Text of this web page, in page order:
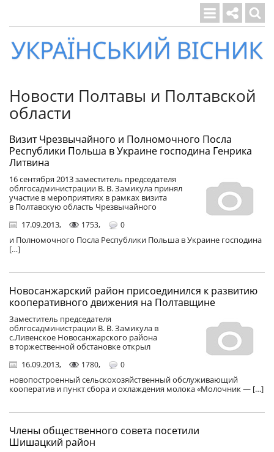
Український
вісник
Новости Полтавы и Полтавской
области
Визит Чрезвычайного и Полномочного Посла
Республики Польша в Украине господина Генрика
Литвина
17.09.2013, 1753, 0
16 сентября 2013 заместитель председателя
облгосадминистрации В. В. Замикула принял
участие в мероприятиях в рамках визита
в Полтавскую область Чрезвычайного
и Полномочного Посла Республики Польша в Украине господина
[…]
Новосанжарский район присоединился к развитию
кооперативного движения на Полтавщине
16.09.2013, 1780, 0
Заместитель председателя
облгосадминистрации В. В. Замикула в
с.Ливенское Новосанжарского района
в торжественной обстановке открыл
новопостроенный сельскохозяйственный обслуживающий
кооператив и пункт сбора и охлаждения молока «Молочник — […]
Члены общественного совета посетили
Шишацкий район